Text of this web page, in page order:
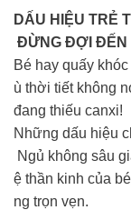
DẤU HIỆU TRẺ
ĐỪNG ĐỢI ĐẾN
Bé hay quấy
ù thời tiết không
đang thiếu canxi!
Những dấu hiệu
Ngủ không sâu
ệ thần kinh của
ng trọn vẹn.